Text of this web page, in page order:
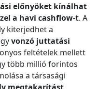
előnyöket kínálhat
a havi cashflow-t. A
kiterjedhet a
vonzó juttatási
feltételek mellett
több millió forintos
a társasági